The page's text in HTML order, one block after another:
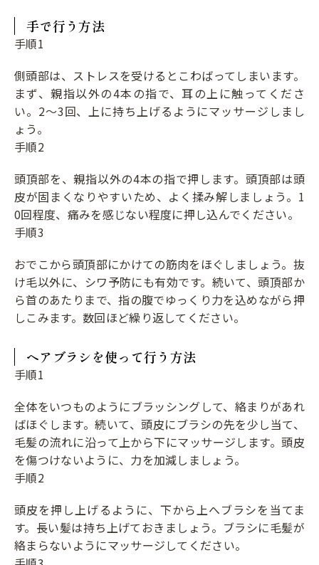
手で行う方法
手順1
側頭部は、ストレスを受けるとこわばってしまいます。
まず、親指以外の4本の指で、耳の上に触ってくださ
い。2～3回、上に持ち上げるようにマッサージしまし
ょう。
手順2
頭頂部を、親指以外の4本の指で押します。頭頂部は頭
皮が固まくなりやすいため、よく揉み解しましょう。1
0回程度、痛みを感じない程度に押し込んでください。
手順3
おでこから頭頂部にかけての筋肉をほぐしましょう。抜
け毛以外に、シワ予防にも有効です。続いて、頭頂部か
ら首のあたりまで、指の腹でゆっくり力を込めながら押
しこみます。数回ほど繰り返してください。
ヘアブラシを使って行う方法
手順1
全体をいつものようにブラッシングして、絡まりがあれ
ばほぐします。続いて、頭皮にブラシの先を少し当て、
毛髪の流れに沿って上から下にマッサージします。頭皮
を傷つけないように、力を加減しましょう。
手順2
頭皮を押し上げるように、下から上へブラシを当てま
す。長い髪は持ち上げておきましょう。ブラシに毛髪が
絡まらないようにマッサージしてください。